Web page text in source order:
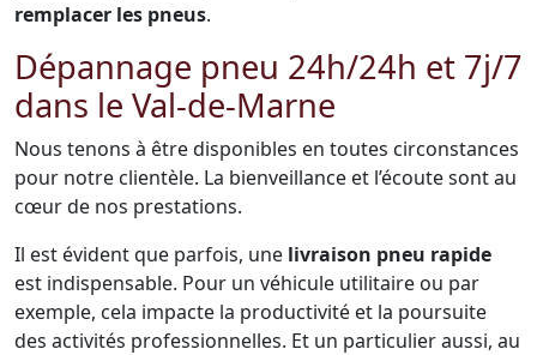
remplacer les pneus.
Dépannage pneu 24h/24h et 7j/7
dans le Val-de-Marne
Nous tenons à être disponibles en toutes circonstances
pour notre clientèle. La bienveillance et l’écoute sont au
cœur de nos prestations.
Il est évident que parfois, une livraison pneu rapide
est indispensable. Pour un véhicule utilitaire ou par
exemple, cela impacte la productivité et la poursuite
des activités professionnelles. Et un particulier aussi, au